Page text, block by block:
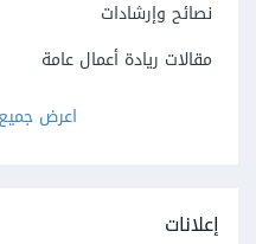
نصائح وإرشادات
مقالات ريادة أعمال عامة
اعرض
إعلانات